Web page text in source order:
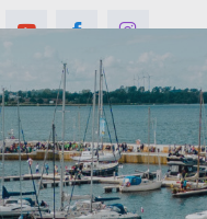
TURYSTYKA